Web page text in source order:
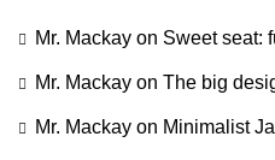
Mr. Mackay on Sweet seat:
Mr. Mackay on The big
Mr. Mackay on Minimalist